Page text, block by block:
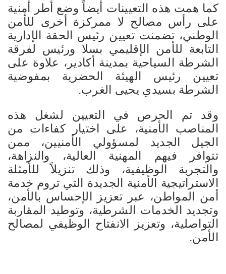
كما همت هذه التعيينات أيضاً وضع أطر أمنية
على رأس مصالح لا ممركزة أخرى للأمن
الوطني، تضمنت تعيين رئيس الحقة الإدارية
التابعة للأمن الإقليمي بسلا ورئيس لفرقة
الشرطة السياحية بمدينة أكادير، علاوة على
تعيين رئيس الهيئة الحضرية بمفوضية
الشرطة بسيدي يحيى الغرب.
وقد تم الحرص في التعيين لشغل هذه
المناصب الأمنية، على اختيار كفاءات من
الجيل الجديد لمسؤولي الأمنيين، ممن
تتوافر فيهم المهنية العالية، والنزاهة،
والتجربة الوظيفية، وذلك تنزيلاً للأمثلة
الاستراتيجية الأمنية الجديدة التي تروم خدمة
أمن المواطن، عبر تعزيز الإحساس بالأمن،
وتجديد الخدمات الشرطية، وتوطيد المقاربة
التواصلية، وتعزيز الانفتاح الوظيفي لمصالح
الأمن.